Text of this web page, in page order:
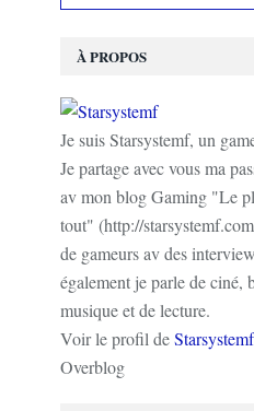
À PROPOS
Je suis Starsystemf, un
Je partage avec vous ma
av mon blog Gaming "Le
tout" (http://
de gameurs av des
également je parle de ciné,
musique et de lecture.
Voir le profil deStarsystemf
Overblog